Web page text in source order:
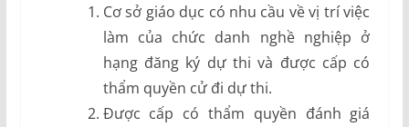
Cơ sở giáo dục có nhu cầu về vị trí việc
làm của chức danh nghề nghiệp ở
hạng đăng ký dự thi và được cấp có
thẩm quyền cử đi dự thi.
Được cấp có thẩm quyền đánh giá